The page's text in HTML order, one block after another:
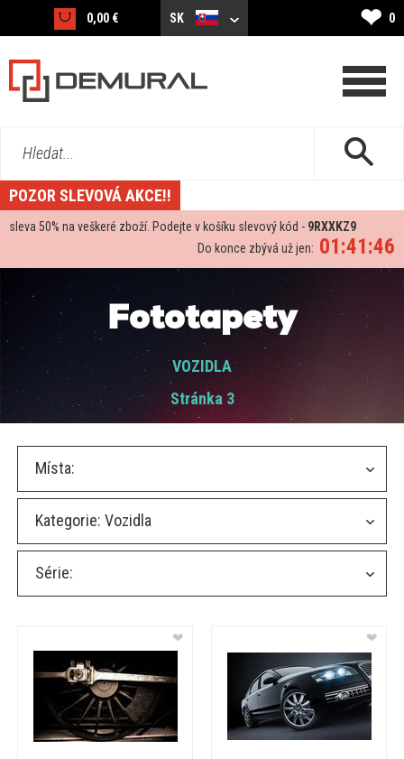
0,00 € SK ❤ 0
Hledat...
POZOR SLEVOVÁ AKCE!!
sleva 50% na veškeré zboží. Podejte v košíku slevový kód - 9RXXKZ9
01:41:45
Do konce zbývá už jen:
Fototapety
VOZIDLA
Stránka 3
Místa:
Kategorie: Vozidla
Série:
❤ ❤